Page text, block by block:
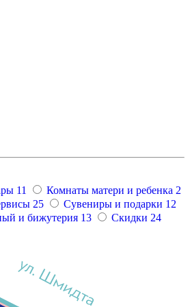
11 Комнаты матери и ребенка 2
25 Сувениры и подарки 12
и бижутерия 13 Скидки 24